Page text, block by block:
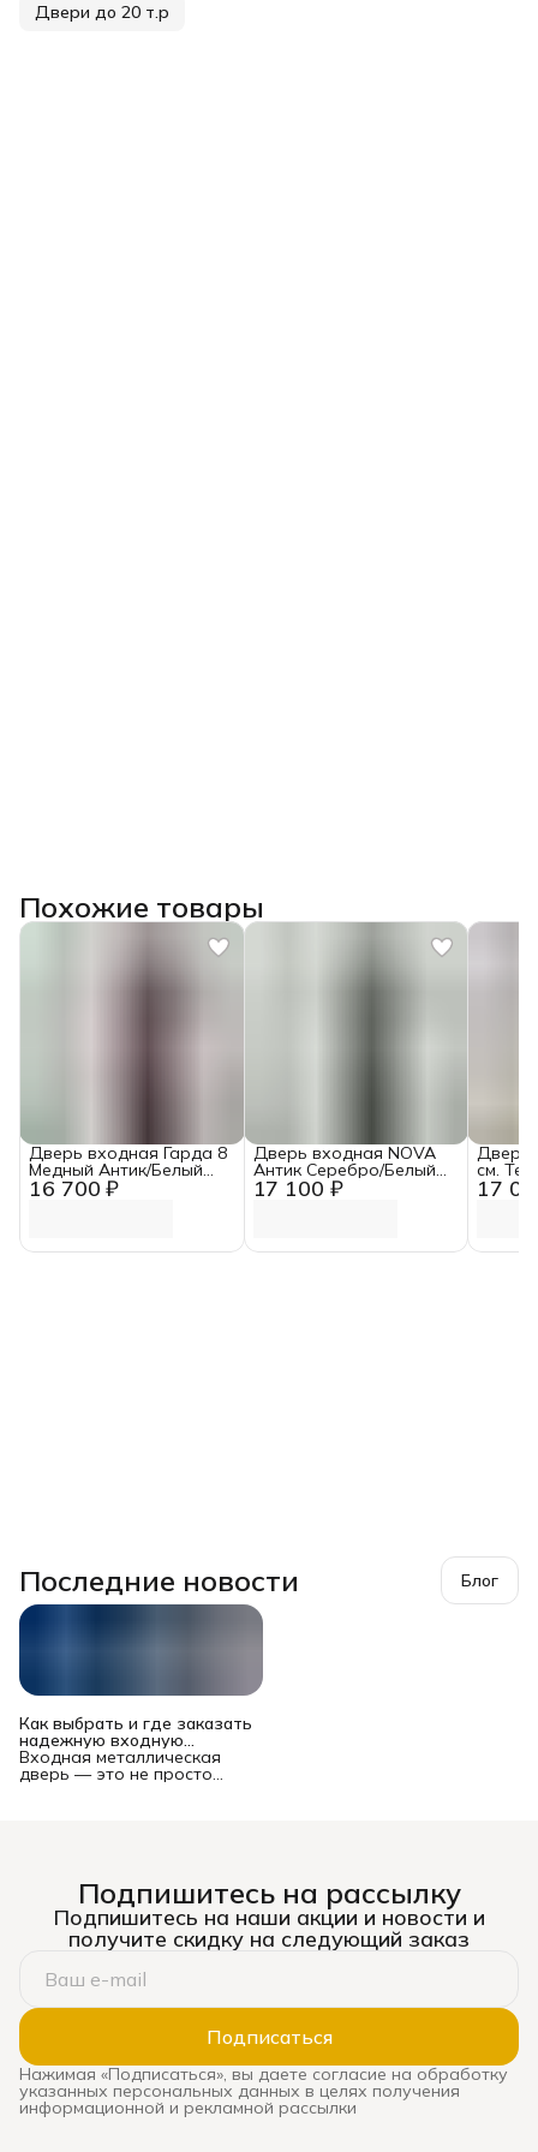
Двери до 20 т.р
Похожие товары
16 700 ₽
Дверь входная Гарда 8
Медный Антик/Белый
ясень (960 мм, Правая) 17 100 ₽
Дверь входная NOVA
Антик Серебро/Белый
Ясень (960 мм, Правая) 17
Дверь
см.
Последние новости Блог
Как выбрать и где заказать
надежную входную
металлическую дверь в
Новосибирске?
Входная металлическая
дверь — это не просто
имущества и жильцов,
уровень шума, теплопотери
и даже эстетическое
восприятие жилья. Рынок
— от бюджетных до
премиальных, и выбор
может стать настоящим
испытанием. Ошибка
оборачивается
сквозняками, звоном при
каждом закрытии, риском
взлома и необходимостью
дорогой замены. В этом
Подпишитесь на рассылку
Подпишитесь на наши акции и новости и
получите скидку на следующий заказ
Подписаться
Нажимая «Подписаться», вы даете согласие на обработку
указанных персональных данных в целях получения
информационной и рекламной рассылки